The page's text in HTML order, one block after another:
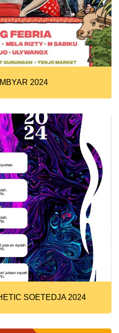
2024
SOETEDJA 2024